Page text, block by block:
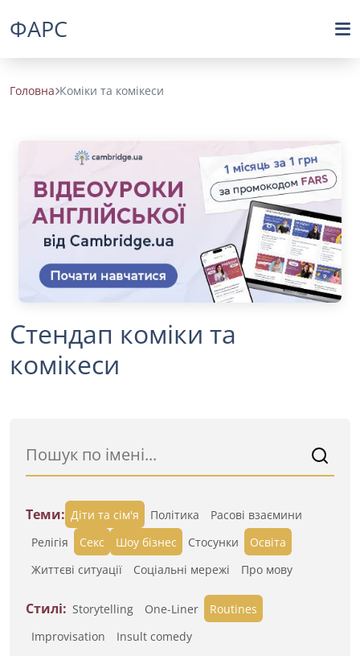
ФАРС
Головна Коміки та комікеси
Стендап коміки та
комікеси
Теми: Діти та сім'я Політика
Расові взаємини
Релігія
Секс Шоу бізнес Стосунки
Освіта
Життєві ситуації
Cоціальні мережі Про мову
Стилі: Storytelling One-Liner
Routines
Improvisation
Insult comedy